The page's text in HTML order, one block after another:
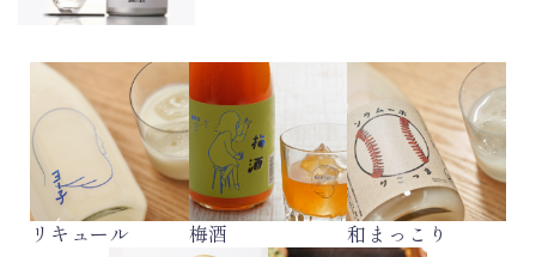
リキュール 梅酒 和まっこり